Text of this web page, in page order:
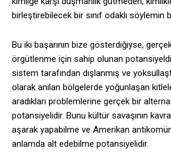
birleştirebilecek bir sınıf odaklı söylemin
Bu iki başarının bize gösterdiğiyse,
örgütlenme için sahip olunan
sistem tarafından dışlanmış ve
olarak anılan bölgelerde yoğunlaşan
aradıkları problemlerine gerçek bir
potansiyelidir. Bunu kültür savaşının
aşarak yapabilme ve Amerikan
anlamda alt edebilme potansiyelidir.